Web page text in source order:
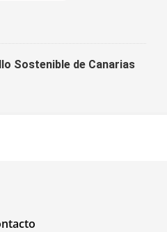
Sostenible de Canarias